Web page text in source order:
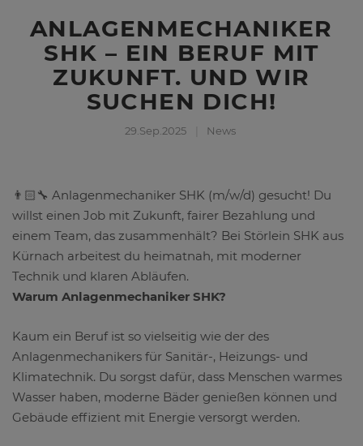
ANLAGENMECHANIKER
SHK – EIN BERUF MIT
ZUKUNFT. UND WIR
SUCHEN DICH!
29.Sep.2025 News
👨🏻‍🔧 Anlagenmechaniker SHK (m/w/d) gesucht! Du
willst einen Job mit Zukunft, fairer Bezahlung und
einem Team, das zusammenhält? Bei Störlein SHK aus
Kürnach arbeitest du heimatnah, mit moderner
Technik und klaren Abläufen.
Warum Anlagenmechaniker SHK?
Kaum ein Beruf ist so vielseitig wie der des
Anlagenmechanikers für Sanitär-, Heizungs- und
Klimatechnik. Du sorgst dafür, dass Menschen warmes
Wasser haben, moderne Bäder genießen können und
Gebäude effizient mit Energie versorgt werden.